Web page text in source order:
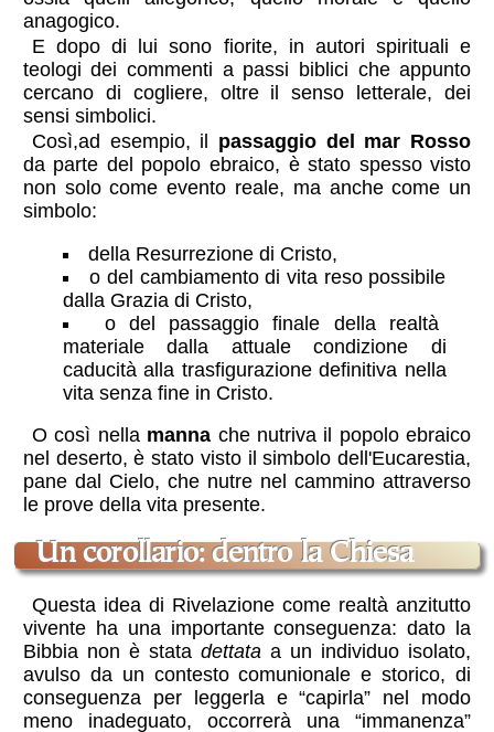
anagogico.
E dopo di lui sono fiorite, in autori spirituali e
teologi dei commenti a passi biblici che appunto
cercano di cogliere, oltre il senso letterale, dei
sensi simbolici.
Così,ad esempio, il passaggio del mar Rosso
da parte del popolo ebraico, è stato spesso visto
non solo come evento reale, ma anche come un
simbolo:
della Resurrezione di Cristo,
o del cambiamento di vita reso possibile
dalla Grazia di Cristo,
o del passaggio finale della realtà
materiale dalla attuale condizione di
caducità alla trasfigurazione definitiva nella
vita senza fine in Cristo.
O così nella manna che nutriva il popolo ebraico
nel deserto, è stato visto il simbolo dell'Eucarestia,
pane dal Cielo, che nutre nel cammino attraverso
le prove della vita presente.
un corollario: dentro la Chiesa
Questa idea di Rivelazione come realtà anzitutto
vivente ha una importante conseguenza: dato la
Bibbia non è stata dettata a un individuo isolato,
avulso da un contesto comunionale e storico, di
conseguenza per leggerla e “capirla” nel modo
meno inadeguato, occorrerà una “immanenza”